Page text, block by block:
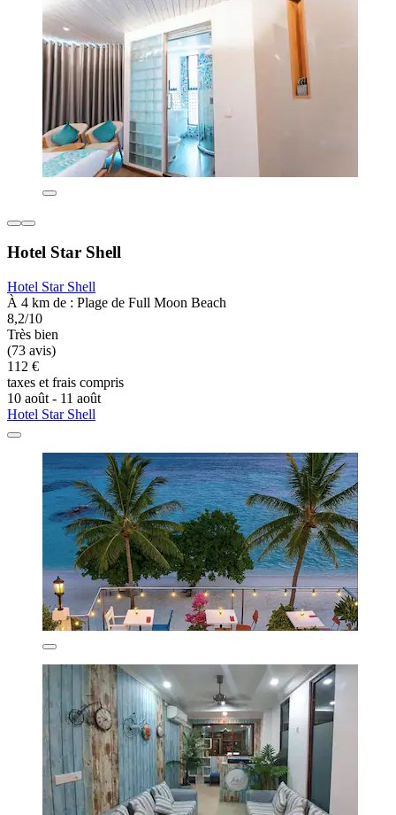
Hotel Star Shell
Hotel Star Shell
À 4 km de : Plage de Full Moon Beach
8,2/10
Très bien
(73 avis)
112 €
taxes et frais compris
10 août - 11 août
Hotel Star Shell